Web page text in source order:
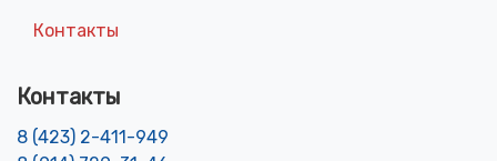
Контакты
Контакты
8 (423) 2-411-949